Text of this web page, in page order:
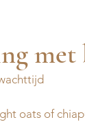
met
oats of